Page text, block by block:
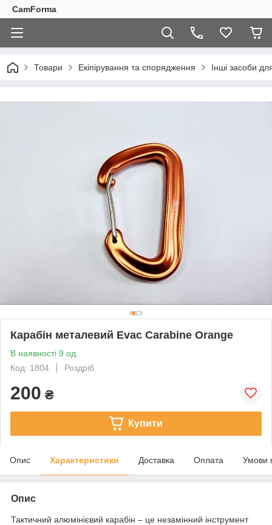
CamForma
Товари Екіпірування та спорядження Інші засоби
Карабін металевий Evac Carabine Orange
В наявності 9 од.
Код: 1804
Роздріб
200 ₴
Купити
Опис Характеристики Доставка Оплата Умови
Опис
Тактичний алюмінієвий карабін – це незамінний інструмент